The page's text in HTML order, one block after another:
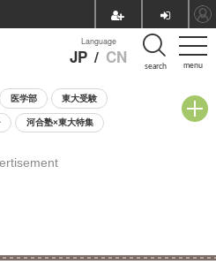
menu
Language
JP / CN search
医学部 東大受験
河合塾×東大特集
校説明会・相談会